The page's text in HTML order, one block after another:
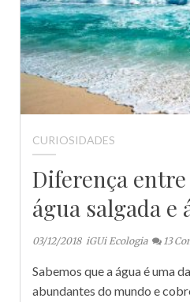
CURIOSIDADES
Diferença entre
água salgada e
03/12/2018 iGUi Ecologia 13
Sabemos que a água é uma
abundantes do mundo e